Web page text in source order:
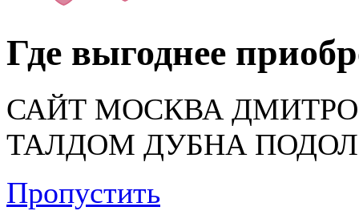
Где выгоднее
САЙТ МОСКВА
ТАЛДОМ ДУБНА
Пропустить